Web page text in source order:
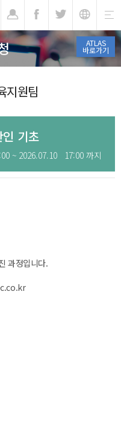
ATLAS
바로가기
지원팀
인 기초
~ 2026.07.10 17:00 까지
과정입니다.